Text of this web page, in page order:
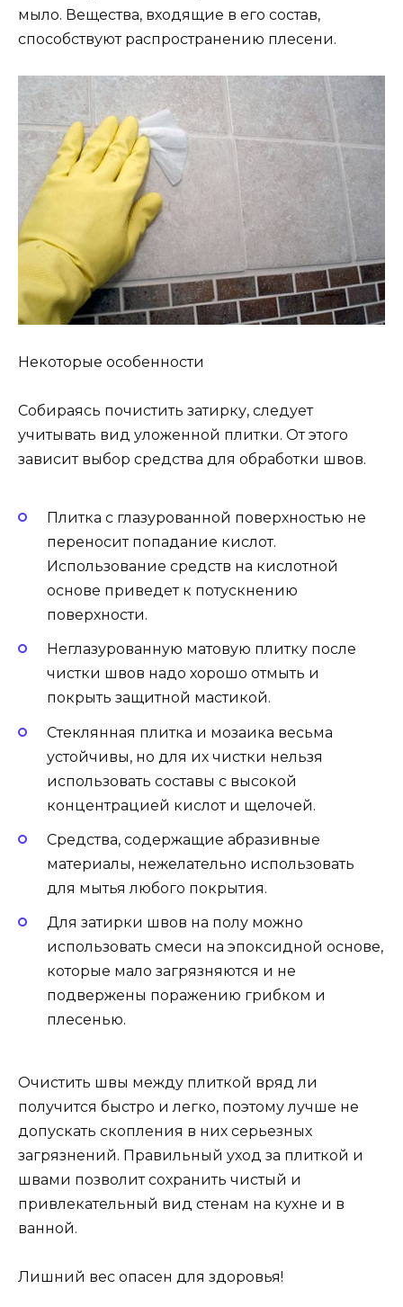
мыло. Вещества, входящие в его состав,
способствуют распространению плесени.
Некоторые особенности
Собираясь почистить затирку, следует
учитывать вид уложенной плитки. От этого
зависит выбор средства для обработки швов.
Плитка с глазурованной поверхностью не
переносит попадание кислот.
Использование средств на кислотной
основе приведет к потускнению
поверхности.
Неглазурованную матовую плитку после
чистки швов надо хорошо отмыть и
покрыть защитной мастикой.
Стеклянная плитка и мозаика весьма
устойчивы, но для их чистки нельзя
использовать составы с высокой
концентрацией кислот и щелочей.
Средства, содержащие абразивные
материалы, нежелательно использовать
для мытья любого покрытия.
Для затирки швов на полу можно
использовать смеси на эпоксидной основе,
которые мало загрязняются и не
подвержены поражению грибком и
плесенью.
Очистить швы между плиткой вряд ли
получится быстро и легко, поэтому лучше не
допускать скопления в них серьезных
загрязнений. Правильный уход за плиткой и
швами позволит сохранить чистый и
привлекательный вид стенам на кухне и в
ванной.
Лишний вес опасен для здоровья!